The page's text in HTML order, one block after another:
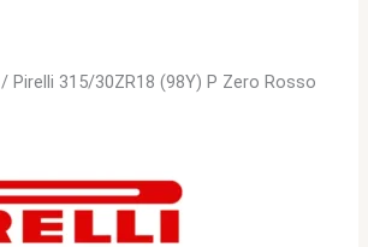
/ Pirelli 315/30ZR18 (98Y) P Zero Rosso